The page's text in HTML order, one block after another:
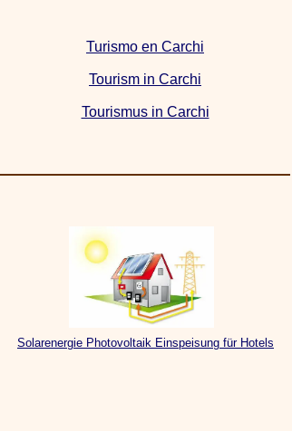
Turismo en Carchi
Tourism in Carchi
Tourismus in Carchi
Solarenergie Photovoltaik Einspeisung für Hotels